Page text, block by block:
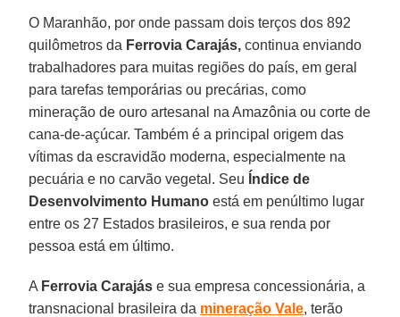
O Maranhão, por onde passam dois terços dos 892
quilômetros da Ferrovia Carajás, continua enviando
trabalhadores para muitas regiões do país, em geral
para tarefas temporárias ou precárias, como
mineração de ouro artesanal na Amazônia ou corte de
cana-de-açúcar. Também é a principal origem das
vítimas da escravidão moderna, especialmente na
pecuária e no carvão vegetal. Seu Índice de
Desenvolvimento Humano está em penúltimo lugar
entre os 27 Estados brasileiros, e sua renda por
pessoa está em último.
A Ferrovia Carajás e sua empresa concessionária, a
transnacional brasileira da mineração Vale, terão